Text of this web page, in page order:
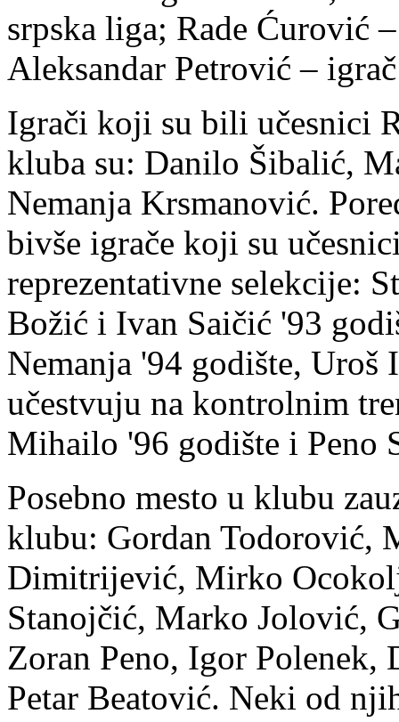
srpska liga; Rade Ćurović
Aleksandar Petrović –
Igrači koji su bili učesnici
kluba su: Danilo Šibalić,
Nemanja Krsmanović.
bivše igrače koji su
reprezentativne selekcije:
Božić i Ivan Saičić '93
Nemanja '94 godište,
učestvuju na kontrolnim
Mihailo '96 godište i Peno
Posebno mesto u klubu
klubu: Gordan Todorović,
Dimitrijević, Mirko
Stanojčić, Marko Jolović,
Zoran Peno, Igor Polenek,
Petar Beatović. Neki od